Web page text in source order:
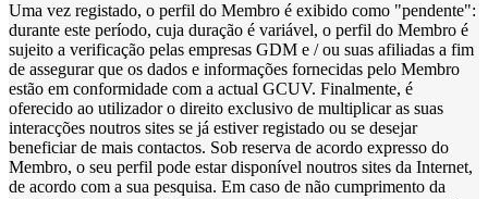
Uma vez registado, o perfil do Membro é exibido como "pendente":
durante este período, cuja duração é variável, o perfil do Membro é
sujeito a verificação pelas empresas GDM e / ou suas afiliadas a fim
de assegurar que os dados e informações fornecidas pelo Membro
estão em conformidade com a actual GCUV. Finalmente, é
oferecido ao utilizador o direito exclusivo de multiplicar as suas
interacções noutros sites se já estiver registado ou se desejar
beneficiar de mais contactos. Sob reserva de acordo expresso do
Membro, o seu perfil pode estar disponível noutros sites da Internet,
de acordo com a sua pesquisa. Em caso de não cumprimento da